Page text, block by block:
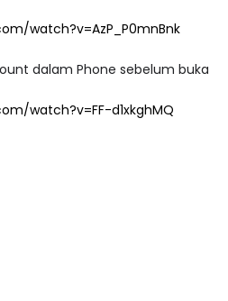
watch?v=AzP_P0mnBnk
dalam Phone sebelum buka
watch?v=FF-d1xkghMQ